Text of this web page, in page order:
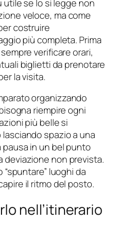
se lo si legge non
veloce, ma come
costruire
più completa. Prima
verificare orari,
biglietti da prenotare
la visita.
organizzando
riempire ogni
più belle si
spazio a una
in un bel punto
deviazione non prevista.
luoghi da
il ritmo del posto.
nell’itinerario